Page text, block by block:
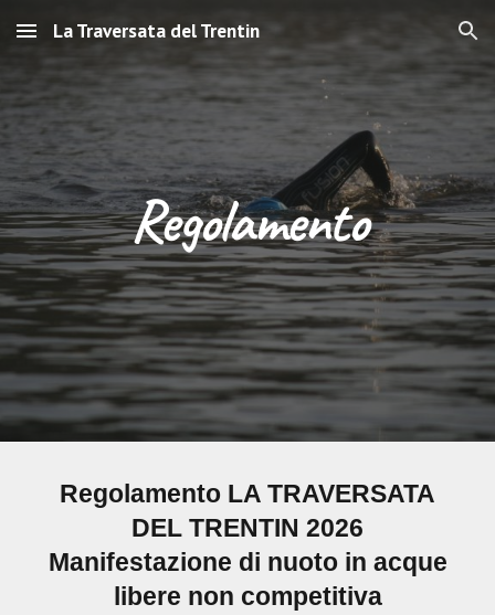
Skip to main content Skip to navigation
La Traversata del Trentin
Regolamento
Regolamento LA TRAVERSATA
DEL TRENTIN 2026
Manifestazione di nuoto in acque
libere non competitiva